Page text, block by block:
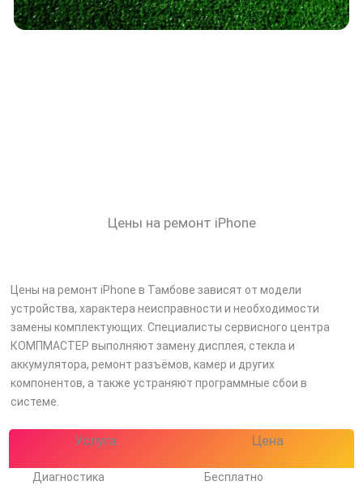
Цены на ремонт iPhone
Цены на ремонт iPhone в Тамбове зависят от модели
устройства, характера неисправности и необходимости
замены комплектующих. Специалисты сервисного центра
КОМПМАСТЕР выполняют замену дисплея, стекла и
аккумулятора, ремонт разъёмов, камер и других
компонентов, а также устраняют программные сбои в
системе.
Услуга Цена
Диагностика Бесплатно